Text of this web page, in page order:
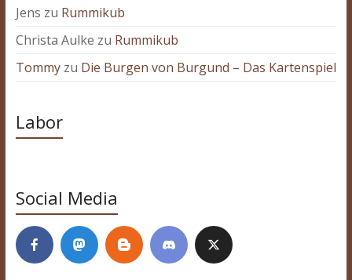
Jens zu Rummikub
Christa Aulke zu Rummikub
Tommyzu Die Burgen von Burgund – Das Kartenspiel
Labor
Social Media